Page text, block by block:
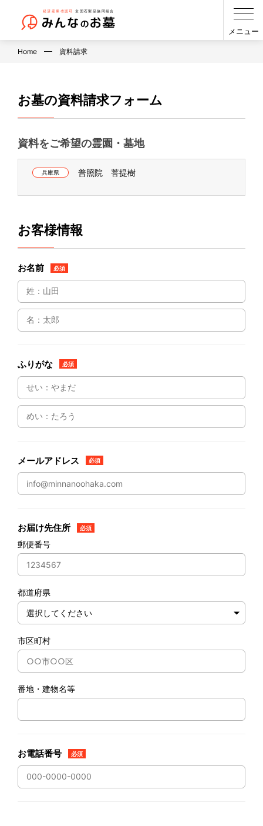
メニュー
Home 資料請求
お墓の資料請求フォーム
資料をご希望の霊園・墓地
兵庫県 普照院 菩提樹
お客様情報
お名前 必須
ふりがな 必須
メールアドレス 必須
お届け先住所 必須
郵便番号
都道府県
市区町村
番地・建物名等
お電話番号 必須